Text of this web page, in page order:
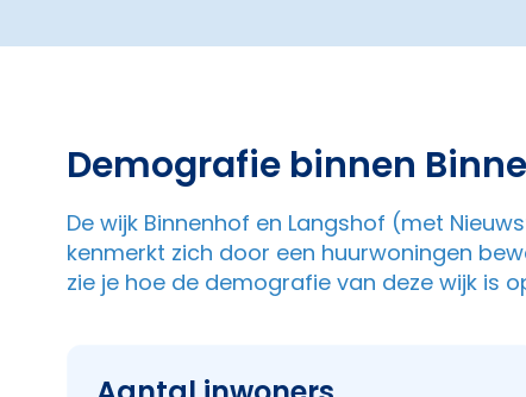
Demografie binnen
De wijk Binnenhof en Langshof (met
kenmerkt zich door een huurwoningen
zie je hoe de demografie van deze wijk is